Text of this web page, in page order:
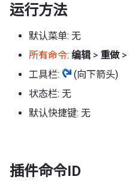
运行方法
默认菜单: 无
所有命令: 编辑 > 重做 >
工具栏:
(向下箭头)
状态栏: 无
默认快捷键: 无
插件命令ID